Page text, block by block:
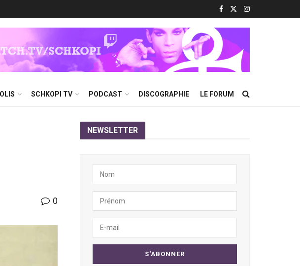
SCHKOPI TV PODCAST DISCOGRAPHIE LE FORUM
0
NEWSLETTER